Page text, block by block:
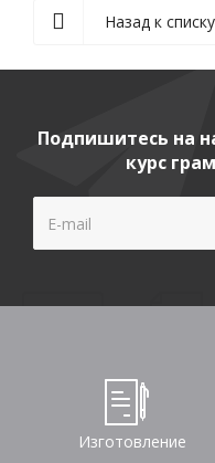
Назад к списку
Подпишитесь на
курс
Изготовление